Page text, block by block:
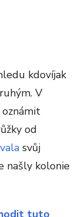
kdovíjak
V
oznámit
od
svůj
našly kolonie
tuto